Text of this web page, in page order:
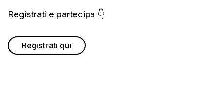
Registrati e partecipa 👇
Registrati qui